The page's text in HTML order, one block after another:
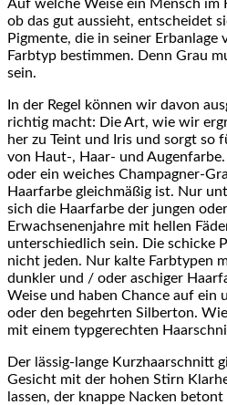
Auf welche Weise ein Mensch im
ob das gut aussieht, entscheidet
Pigmente, die in seiner Erbanlage
Farbtyp bestimmen. Denn Grau
sein.
In der Regel können wir davon
richtig macht: Die Art, wie wir
her zu Teint und Iris und sorgt so
von Haut-, Haar- und
oder ein weiches Champagner-
Haarfarbe gleichmäßig ist. Nur
sich die Haarfarbe der jungen
Erwachsenenjahre mit hellen
unterschiedlich sein. Die schicke
nicht jeden. Nur kalte Farbtypen
dunkler und / oder aschiger
Weise und haben Chance auf ein
oder den begehrten Silberton.
mit einem typgerechten
Der lässig-lange Kurzhaarschnitt
Gesicht mit der hohen Stirn
lassen, der knappe Nacken